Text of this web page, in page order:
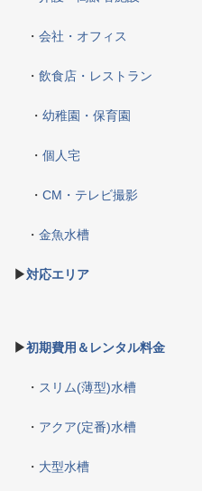
・ 会社・オフィス
・ 飲食店・レストラン
・ 幼稚園・保育園
・ 個人宅
・ CM・テレビ撮影
・ 金魚水槽
▶対応エリア
▶初期費用＆レンタル料金
・ スリム(薄型)水槽
・ アクア(定番)水槽
・ 大型水槽